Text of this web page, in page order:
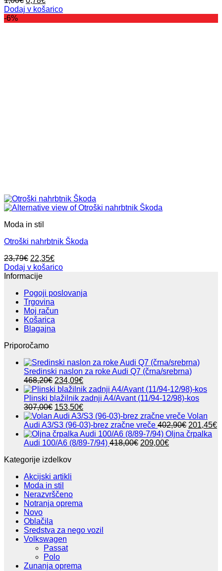
cena cena
Dodaj v košarico
-6%
Moda in stil
Otroški nahrbtnik Škoda
23,79€ Izvirna
cena
je
23,79€.
22,35€Trenutna
cena
Dodaj v košarico
Informacije
Pogoji poslovanja
Trgovina
Moj račun
Košarica
Blagajna
Priporočamo
Sredinski naslon za roke Audi Q7 (črna/srebrna)
468,20€ Izvirna
cena
je
bila:
468,20€.
234,09€Trenutna
cena
je:
234,09€.
Plinski blažilnik zadnji A4/Avant (11/94-12/98)-kos
307,00€ Izvirna
cena
je
bila:
307,00€.
153,50€Trenutna
cena
je:
153,50€.
Volan
Audi A3/S3 (96-03)-brez zračne vreče 402,90€ Izvirna
cena
201,45€
Oljna črpalka
Audi 100/A6 (8/89-7/94) 418,00€ Izvirna
209,00€Trenutna
Kategorije izdelkov
Akcijski artikli
Moda in stil
Nerazvrščeno
Notranja oprema
Novo
Oblačila
Sredstva za nego vozil
Volkswagen
Passat
Polo
Zunanja oprema